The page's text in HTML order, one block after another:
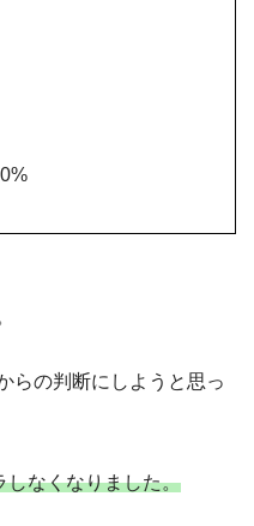
らの判断にしようと思っ
しなくなりました。